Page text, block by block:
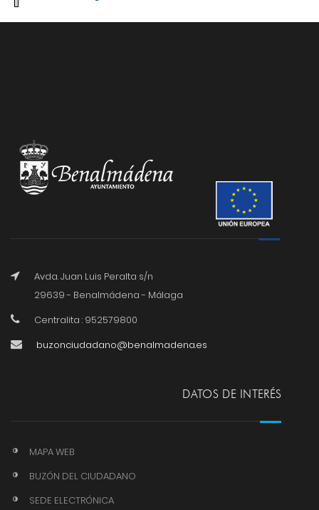
Avda. Juan Luis Peralta s/n
29639 - Benalmádena - Málaga
Centralita : 952579800
buzonciudadano@benalmadena.es
DATOS DE INTERÉS
MAPA WEB
BUZÓN DEL CIUDADANO
SEDE ELECTRÓNICA